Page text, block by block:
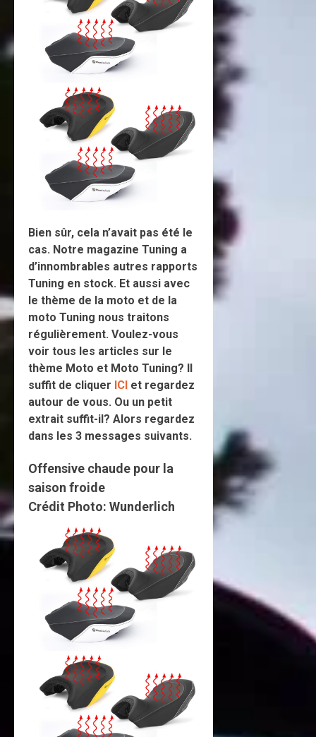
Bien sûr, cela n’avait pas été le
cas. Notre magazine Tuning a
d’innombrables autres rapports
Tuning en stock. Et aussi avec
le thème de la moto et de la
moto Tuning nous traitons
régulièrement. Voulez-vous
voir tous les articles sur le
thème Moto et Moto Tuning? Il
suffit de cliquer ICI et regardez
autour de vous. Ou un petit
extrait suffit-il? Alors regardez
dans les 3 messages suivants.
Offensive chaude pour la
saison froide
Crédit Photo: Wunderlich